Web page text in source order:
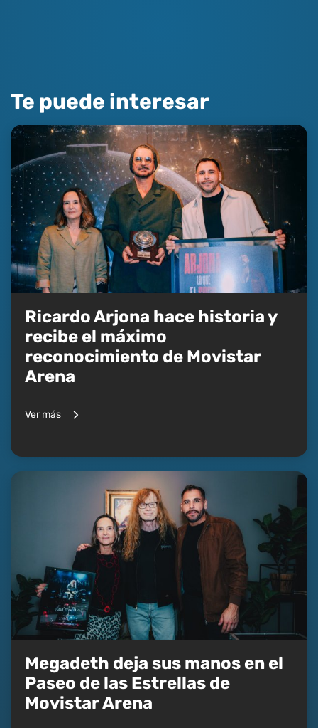
Te puede interesar
Ricardo Arjona hace historia y
recibe el máximo
reconocimiento de Movistar
Arena
Ver más
Megadeth deja sus manos en el
Paseo de las Estrellas de
Movistar Arena